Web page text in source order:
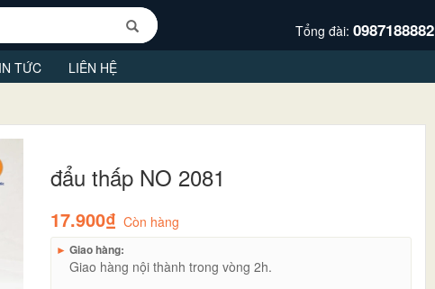
Tổng đài: 0987188882
TỨC LIÊN HỆ
đẩu thấp NO 2081
17.900₫ Còn hàng
► Giao hàng:
Giao hàng nội thành trong vòng 2h.